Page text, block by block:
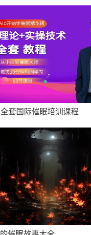
套国际催眠培训课程